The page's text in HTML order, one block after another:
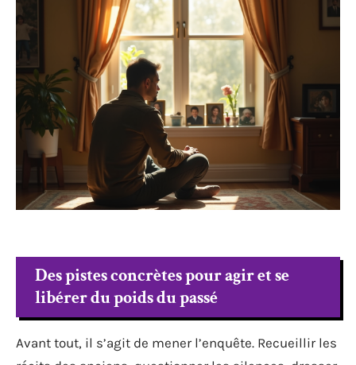
Des pistes concrètes pour agir et se
libérer du poids du passé
Avant tout, il s’agit de mener l’enquête. Recueillir les